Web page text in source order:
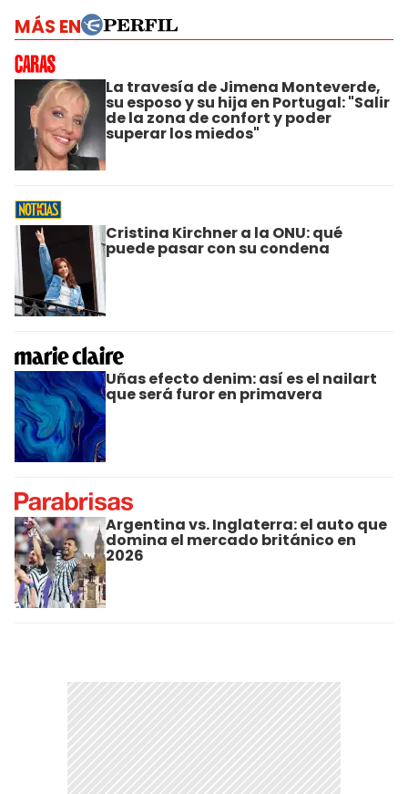
MÁS EN
La travesía de Jimena Monteverde,
su esposo y su hija en Portugal: "Salir
de la zona de confort y poder
superar los miedos"
Cristina Kirchner a la ONU: qué
puede pasar con su condena
Uñas efecto denim: así es el nailart
que será furor en primavera
Argentina vs. Inglaterra: el auto que
domina el mercado británico en
2026